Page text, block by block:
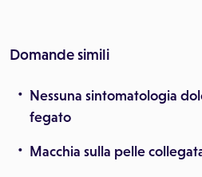
Domande simili
Nessuna sintomatologia
fegato
Macchia sulla pelle